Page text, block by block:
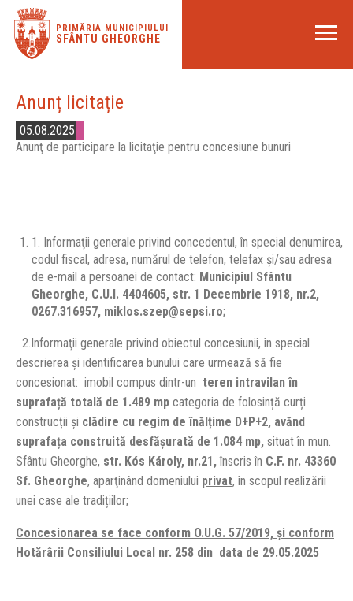
PRIMĂRIA MUNICIPIULUI
SFÂNTU GHEORGHE
Anunț licitație
05.08.2025
Anunţ de participare la licitaţie pentru concesiune bunuri
1. Informaţii generale privind concedentul, în special denumirea,
codul fiscal, adresa, numărul de telefon, telefax şi/sau adresa
de e-mail a persoanei de contact: Municipiul Sfântu
Gheorghe, C.U.I. 4404605, str. 1 Decembrie 1918, nr.2,
0267.316957, miklos.szep@sepsi.ro;
2.Informaţii generale privind obiectul concesiunii, în special
descrierea şi identificarea bunului care urmează să fie
concesionat: imobil compus dintr-un teren intravilan în
suprafață totală de 1.489 mp categoria de folosință curți
construcții și clădire cu regim de înălțime D+P+2, avănd
suprafața construită desfășurată de 1.084 mp, situat în mun.
Sfântu Gheorghe, str. Kós Károly, nr.21,înscris în C.F. nr. 43360
Sf. Gheorghe, aparţinând domeniului privat, în scopul realizării
unei case ale tradițiilor;
Concesionarea se face conform O.U.G. 57/2019, şi conform
Hotărârii Consiliului Local nr. 258 din data de 29.05.2025